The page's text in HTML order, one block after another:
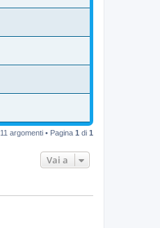
11 argomenti • Pagina 1 di 1
Vai a